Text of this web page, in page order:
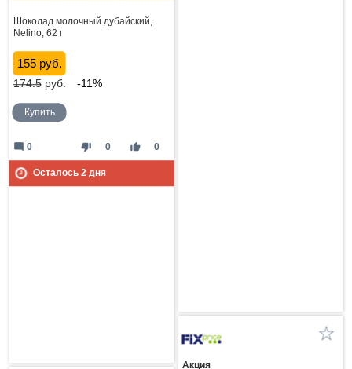
Шоколад молочный дубайский,
Nelino, 62 г
155 руб.
174.5руб. -11%
Купить
thumb_down 0 thumb_up 0
mode_comment 0
Осталось 2дня
Акция